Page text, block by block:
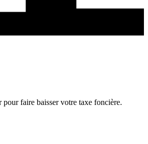
faire baisser votre taxe foncière.